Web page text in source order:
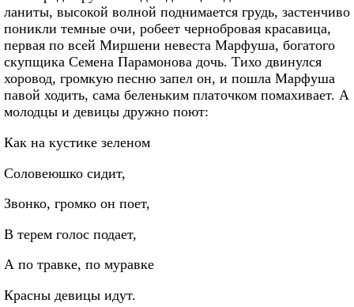
ланиты, высокой волной поднимается грудь, застенчиво
поникли темные очи, робеет чернобровая красавица,
первая по всей Миршени невеста Марфуша, богатого
скупщика Семена Парамонова дочь. Тихо двинулся
хоровод, громкую песню запел он, и пошла Марфуша
павой ходить, сама беленьким платочком помахивает. А
молодцы и девицы дружно поют:
Как на кустике зеленом
Соловеюшко сидит,
Звонко, громко он поет,
В терем голос подает,
А по травке, по муравке
Красны девицы идут.